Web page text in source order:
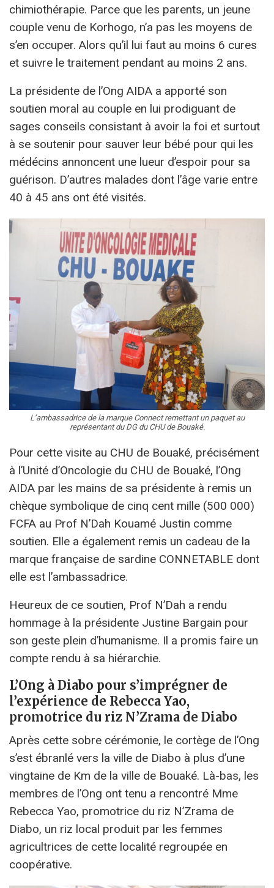
chimiothérapie. Parce que les parents, un jeune
couple venu de Korhogo, n’a pas les moyens de
s’en occuper. Alors qu’il lui faut au moins 6 cures
et suivre le traitement pendant au moins 2 ans.
La présidente de l’Ong AIDA a apporté son
soutien moral au couple en lui prodiguant de
sages conseils consistant à avoir la foi et surtout
à se soutenir pour sauver leur bébé pour qui les
médécins annoncent une lueur d’espoir pour sa
guérison. D’autres malades dont l’âge varie entre
40 à 45 ans ont été visités.
L’ambassadrice de la marque Connect remettant un paquet au
représentant du DG du CHU de Bouaké.
Pour cette visite au CHU de Bouaké, précisément
à l’Unité d’Oncologie du CHU de Bouaké, l’Ong
AIDA par les mains de sa présidente à remis un
chèque symbolique de cinq cent mille (500 000)
FCFA au Prof N’Dah Kouamé Justin comme
soutien. Elle a également remis un cadeau de la
marque française de sardine CONNETABLE dont
elle est l’ambassadrice.
Heureux de ce soutien, Prof N’Dah a rendu
hommage à la présidente Justine Bargain pour
son geste plein d’humanisme. Il a promis faire un
compte rendu à sa hiérarchie.
L’Ong à Diabo pour s’imprégner de
l’expérience de Rebecca Yao,
promotrice du riz N’Zrama de Diabo
Après cette sobre cérémonie, le cortège de l’Ong
s’est ébranlé vers la ville de Diabo à plus d’une
vingtaine de Km de la ville de Bouaké. Là-bas, les
membres de l’Ong ont tenu a rencontré Mme
Rebecca Yao, promotrice du riz N’Zrama de
Diabo, un riz local produit par les femmes
agricultrices de cette localité regroupée en
coopérative.